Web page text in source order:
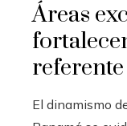
Áreas
El dinamismo